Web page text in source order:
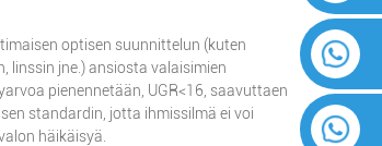
optisen suunnittelun (kuten
linssin jne.) ansiosta valaisimien
pienennetään, UGR<16, saavuttaen
standardin, jotta ihmissilmä ei voi
häikäisyä.